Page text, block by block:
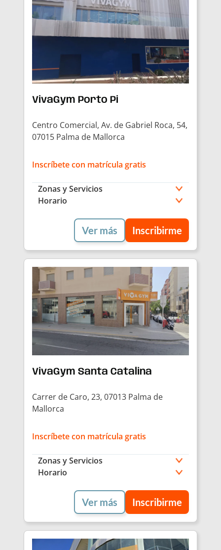
VivaGym Porto Pi
Centro Comercial, Av. de Gabriel Roca, 54,
07015 Palma de Mallorca
Inscríbete con matrícula gratis
Zonas y Servicios
Horario
Ver más Inscribirme
VivaGym Santa Catalina
Carrer de Caro, 23, 07013 Palma de
Mallorca
Inscríbete con matrícula gratis
Zonas y Servicios
Horario
Ver más Inscribirme